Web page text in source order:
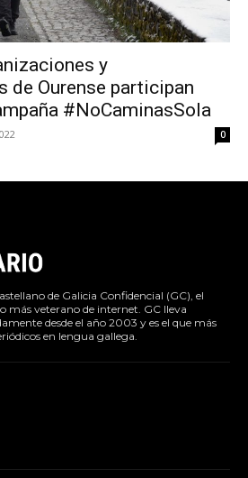
y
de Ourense participan
#NoCaminasSola
0
de Galicia Confidencial (GC), el
más veterano de internet. GC lleva
desde el año 2003 y es el que más
en lengua gallega.